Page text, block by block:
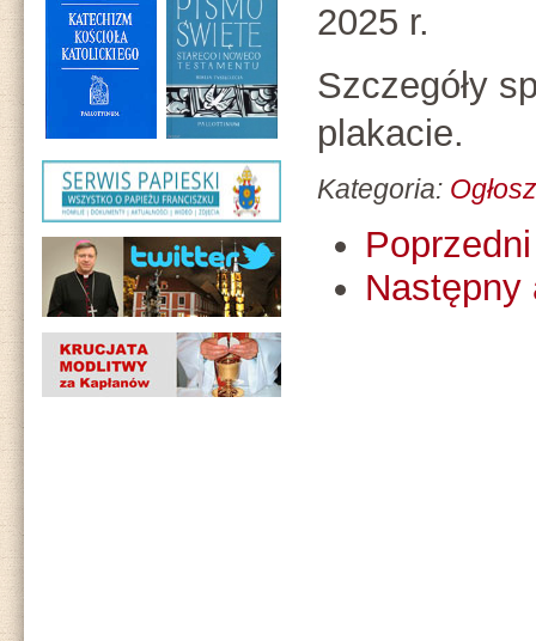
2025 r.
Szczegóły
plakacie.
Kategoria:
Następny